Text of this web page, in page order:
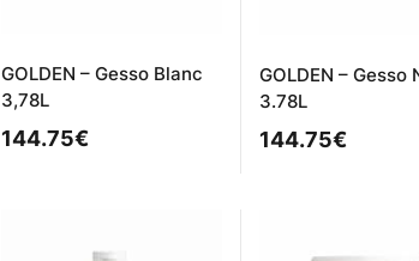
GOLDEN – Gesso Blanc
3,78L
144.75€
GOLDEN – Gesso
3.78L
144.75€